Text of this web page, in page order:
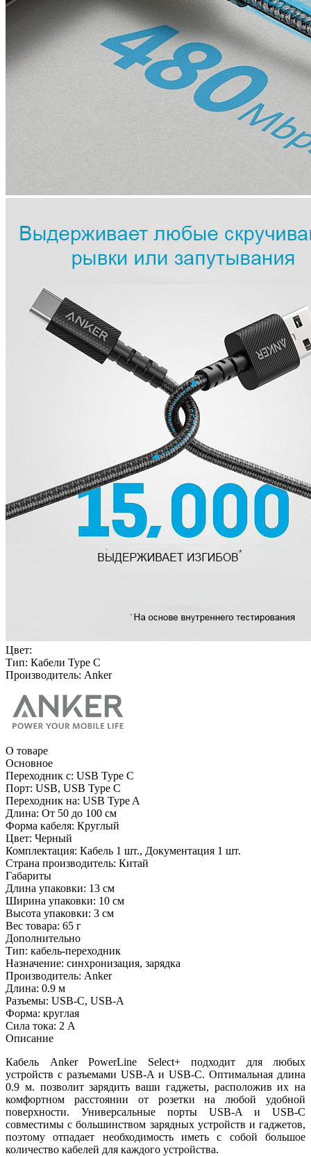
Цвет:
Тип: Кабели Type C
Производитель: Anker
О товаре
Основное
Переходник с: USB Type C
Порт: USB, USB Type C
Переходник на: USB Type A
Длина: От 50 до 100 см
Форма кабеля: Круглый
Цвет: Черный
Комплектация: Кабель 1 шт., Документация 1 шт.
Страна производитель: Китай
Габариты
Длина упаковки: 13 см
Ширина упаковки: 10 см
Высота упаковки: 3 см
Вес товара: 65 г
Дополнительно
Тип: кабель-переходник
Назначение: синхронизация, зарядка
Производитель: Anker
Длина: 0.9 м
Разъемы: USB-C, USB-A
Форма: круглая
Сила тока: 2 А
Описание
Кабель Anker PowerLine Select+ подходит для любых
устройств с разъемами USB-A и USB-C. Оптимальная длина
0.9 м. позволит зарядить ваши гаджеты, расположив их на
комфортном расстоянии от розетки на любой удобной
поверхности. Универсальные порты USB-A и USB-C
совместимы с большинством зарядных устройств и гаджетов,
поэтому отпадает необходимость иметь с собой большое
количество кабелей для каждого устройства.